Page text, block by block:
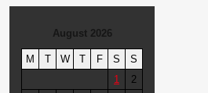
August 2026
M T W T F S
S
1
2